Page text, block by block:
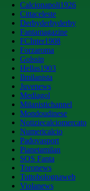
Calcionapoli1926
Cittaceleste
Derbyderbyderby
Fantamagazine
FCInter1908
Forzaroma
Golssip
Hellas1903
Ilmilanista
Juvenews
Mediagol
Milanistichannel
Mondoudinese
Notiziecalciomercato
Numericalcio
Padovasport
Pianetamilan
SOS Fanta
Toronews
Tuttobolognaweb
Violanews